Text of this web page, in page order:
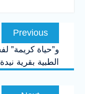
تصفّح
المقالاتPrevious
الطبية بقرية نيدة